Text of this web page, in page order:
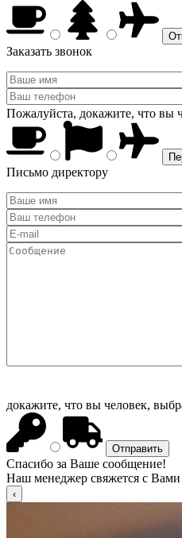
Заказать звонок
Пожалуйста, докажите, что вы
Письмо директору
докажите, что вы человек,
Спасибо за Ваше сообщение!
Наш менеджер свяжется с